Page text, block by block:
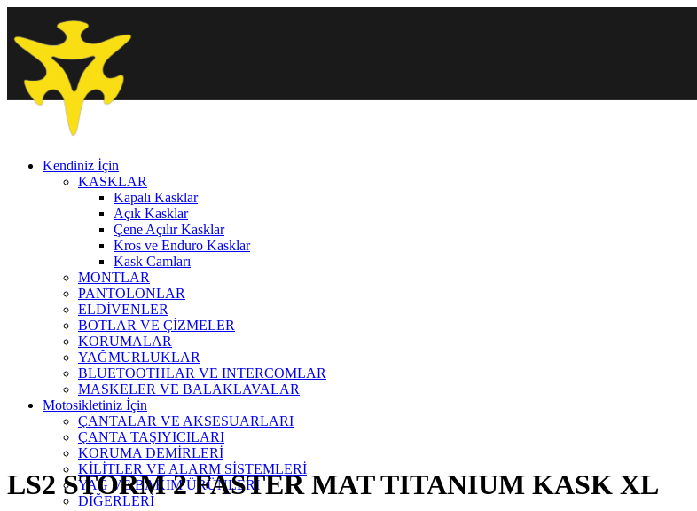
Kendiniz İçin
KASKLAR
Kapalı Kasklar
Açık Kasklar
Çene Açılır Kasklar
Kros ve Enduro Kasklar
Kask Camları
MONTLAR
PANTOLONLAR
ELDİVENLER
BOTLAR VE ÇİZMELER
KORUMALAR
YAĞMURLUKLAR
BLUETOOTHLAR VE INTERCOMLAR
MASKELER VE BALAKLAVALAR
Motosikletiniz İçin
ÇANTALAR VE AKSESUARLARI
ÇANTA TAŞIYICILARI
KORUMA DEMİRLERİ
KİLİTLER VE ALARM SİSTEMLERİ
YAĞ VE BAKIM ÜRÜNLERİ
DİĞERLERİ
Click to enlarge
LS2 STORM 2 FASTER MAT TITANIUM KASK XL